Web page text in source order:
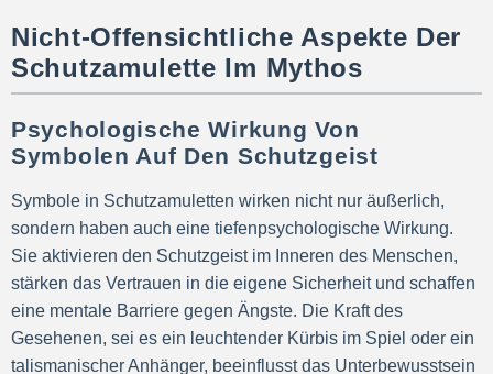
Nicht-Offensichtliche Aspekte Der
Schutzamulette Im Mythos
Psychologische Wirkung Von
Symbolen Auf Den Schutzgeist
Symbole in Schutzamuletten wirken nicht nur äußerlich,
sondern haben auch eine tiefenpsychologische Wirkung.
Sie aktivieren den Schutzgeist im Inneren des Menschen,
stärken das Vertrauen in die eigene Sicherheit und schaffen
eine mentale Barriere gegen Ängste. Die Kraft des
Gesehenen, sei es ein leuchtender Kürbis im Spiel oder ein
talismanischer Anhänger, beeinflusst das Unterbewusstsein